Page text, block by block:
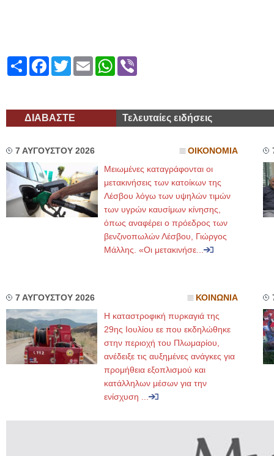
ShareFacebook
TwitterEmailWhatsApp
ΔΙΑΒΑΣΤΕ Τελευταίες ειδήσεις
7 ΑΥΓΟΥΣΤΟΥ 2026 ΟΙΚΟΝΟΜΙΑ
Μειωμένες καταγράφονται οι
μετακινήσεις των κατοίκων της
Λέσβου λόγω των υψηλών τιμών
των υγρών καυσίμων κίνησης,
όπως αναφέρει ο πρόεδρος των
βενζινοπωλών Λέσβου, Γιώργος
Μάλλης. «Οι μετακινήσε...
7 ΑΥΓΟΥΣΤΟΥ 2026 ΚΟΙΝΩΝΙΑ
Η καταστροφική πυρκαγιά της
29ης Ιουλίου εε που εκδηλώθηκε
στην περιοχή του Πλωμαρίου,
ανέδειξε τις αυξημένες ανάγκες για
προμήθεια εξοπλισμού και
κατάλληλων μέσων για την
ενίσχυση ...